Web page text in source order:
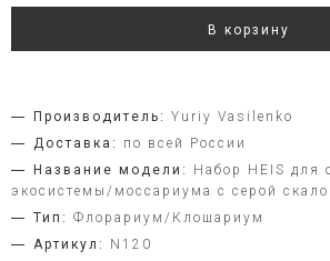
В корзину
Производитель: Yuriy Vasilenko
Доставка:
по всей России
Название модели:
Набор HEIS для
экосистемы/моссариума с серой
Тип: Флорариум/Клошариум
Артикул:
N120